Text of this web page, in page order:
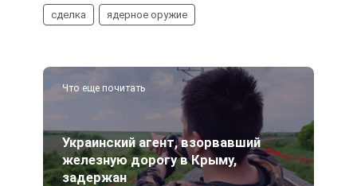
сделка ядерное оружие
Что еще почитать
Украинский агент, взорвавший
железную дорогу в Крыму,
задержан